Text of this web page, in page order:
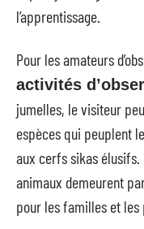
l’apprentissage.
Pour les amateurs
activités
jumelles, le visiteur
espèces qui peuplent
aux cerfs sikas élusifs.
animaux demeurent
pour les familles et les